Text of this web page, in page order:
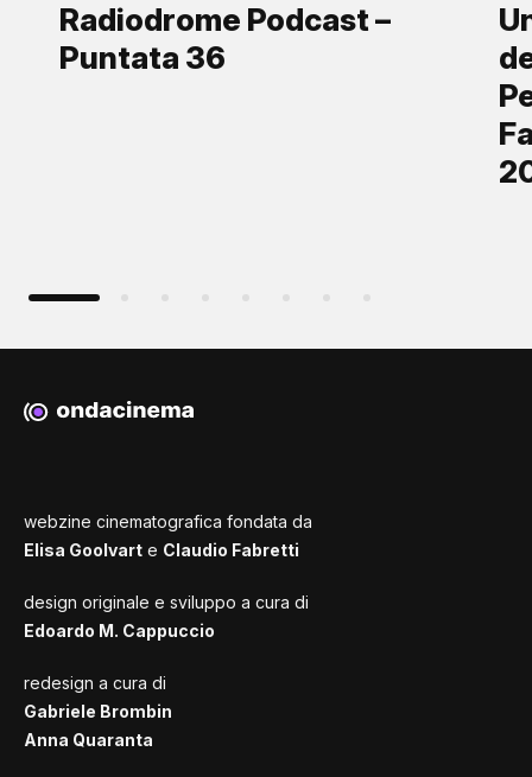
Radiodrome Podcast –
Puntata 36
webzine cinematografica fondata da
Elisa Goolvart e Claudio Fabretti
design originale e sviluppo a cura di
Edoardo M. Cappuccio
redesign a cura di
Gabriele Brombin
Anna Quaranta